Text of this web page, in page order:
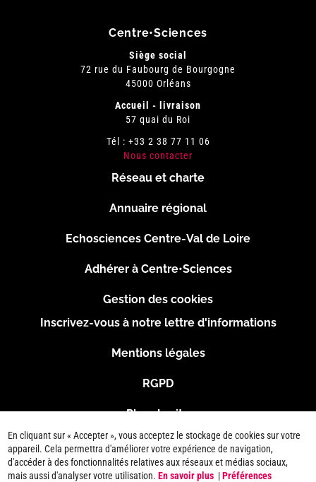
Centre•Sciences
Siège social
72 rue du Faubourg de Bourgogne
45000 Orléans
Accueil - livraison
57 quai du Roi
Tél : +33 2 38 77 11 06
Nous contacter
page
Réseau et charte
Annuaire régional
Echosciences Centre-Val de Loire
Adhérer à Centre•Sciences
Gestion des cookies
Inscrivez-vous à notre lettre d'informations
Mentions légales
RGPD
Plan du site
Connexion
En cliquant sur « Accepter », vous acceptez le stockage de cookies sur votre
appareil. Cela permettra d'améliorer votre expérience de navigation,
d'accéder à des fonctionnalités relatives aux réseaux et médias sociaux,
mais aussi d'analyser votre utilisation.En savoir plus |Préférences